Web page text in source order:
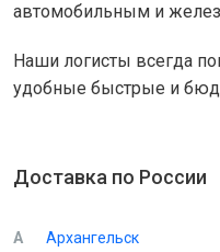
автомобильным и
Наши логисты всегда
удобные быстрые и
Доставка по России
А
Архангельск